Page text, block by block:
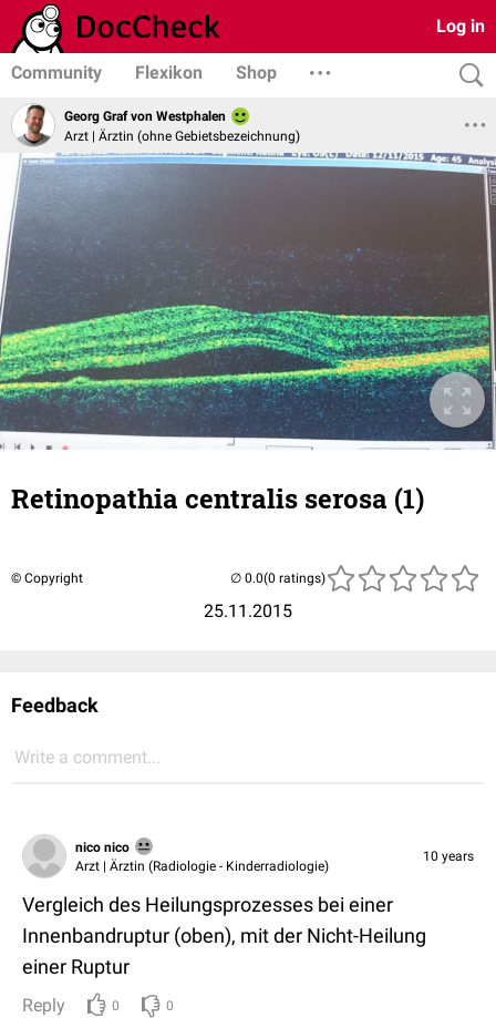
Log in
Community Flexikon Shop
Georg Graf von Westphalen
Arzt | Ärztin (ohne Gebietsbezeichnung)
Retinopathia centralis serosa (1)
© Copyright
25.11.2015
(0 ratings)
Feedback
Write a comment...
nico nico
Arzt | Ärztin (Radiologie - Kinderradiologie)
10 years
Vergleich des Heilungsprozesses bei einer
Innenbandruptur (oben), mit der Nicht-Heilung
einer Ruptur
Reply 0 0